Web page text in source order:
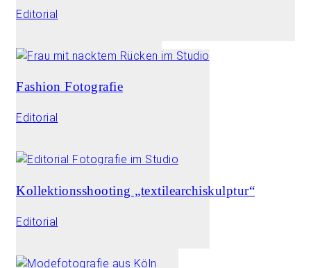
Editorial
Fashion Fotografie
Editorial
Kollektionsshooting „textilearchiskulptur“
Editorial